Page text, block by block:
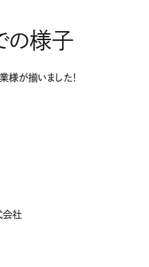
の様子
が揃いました！
会社